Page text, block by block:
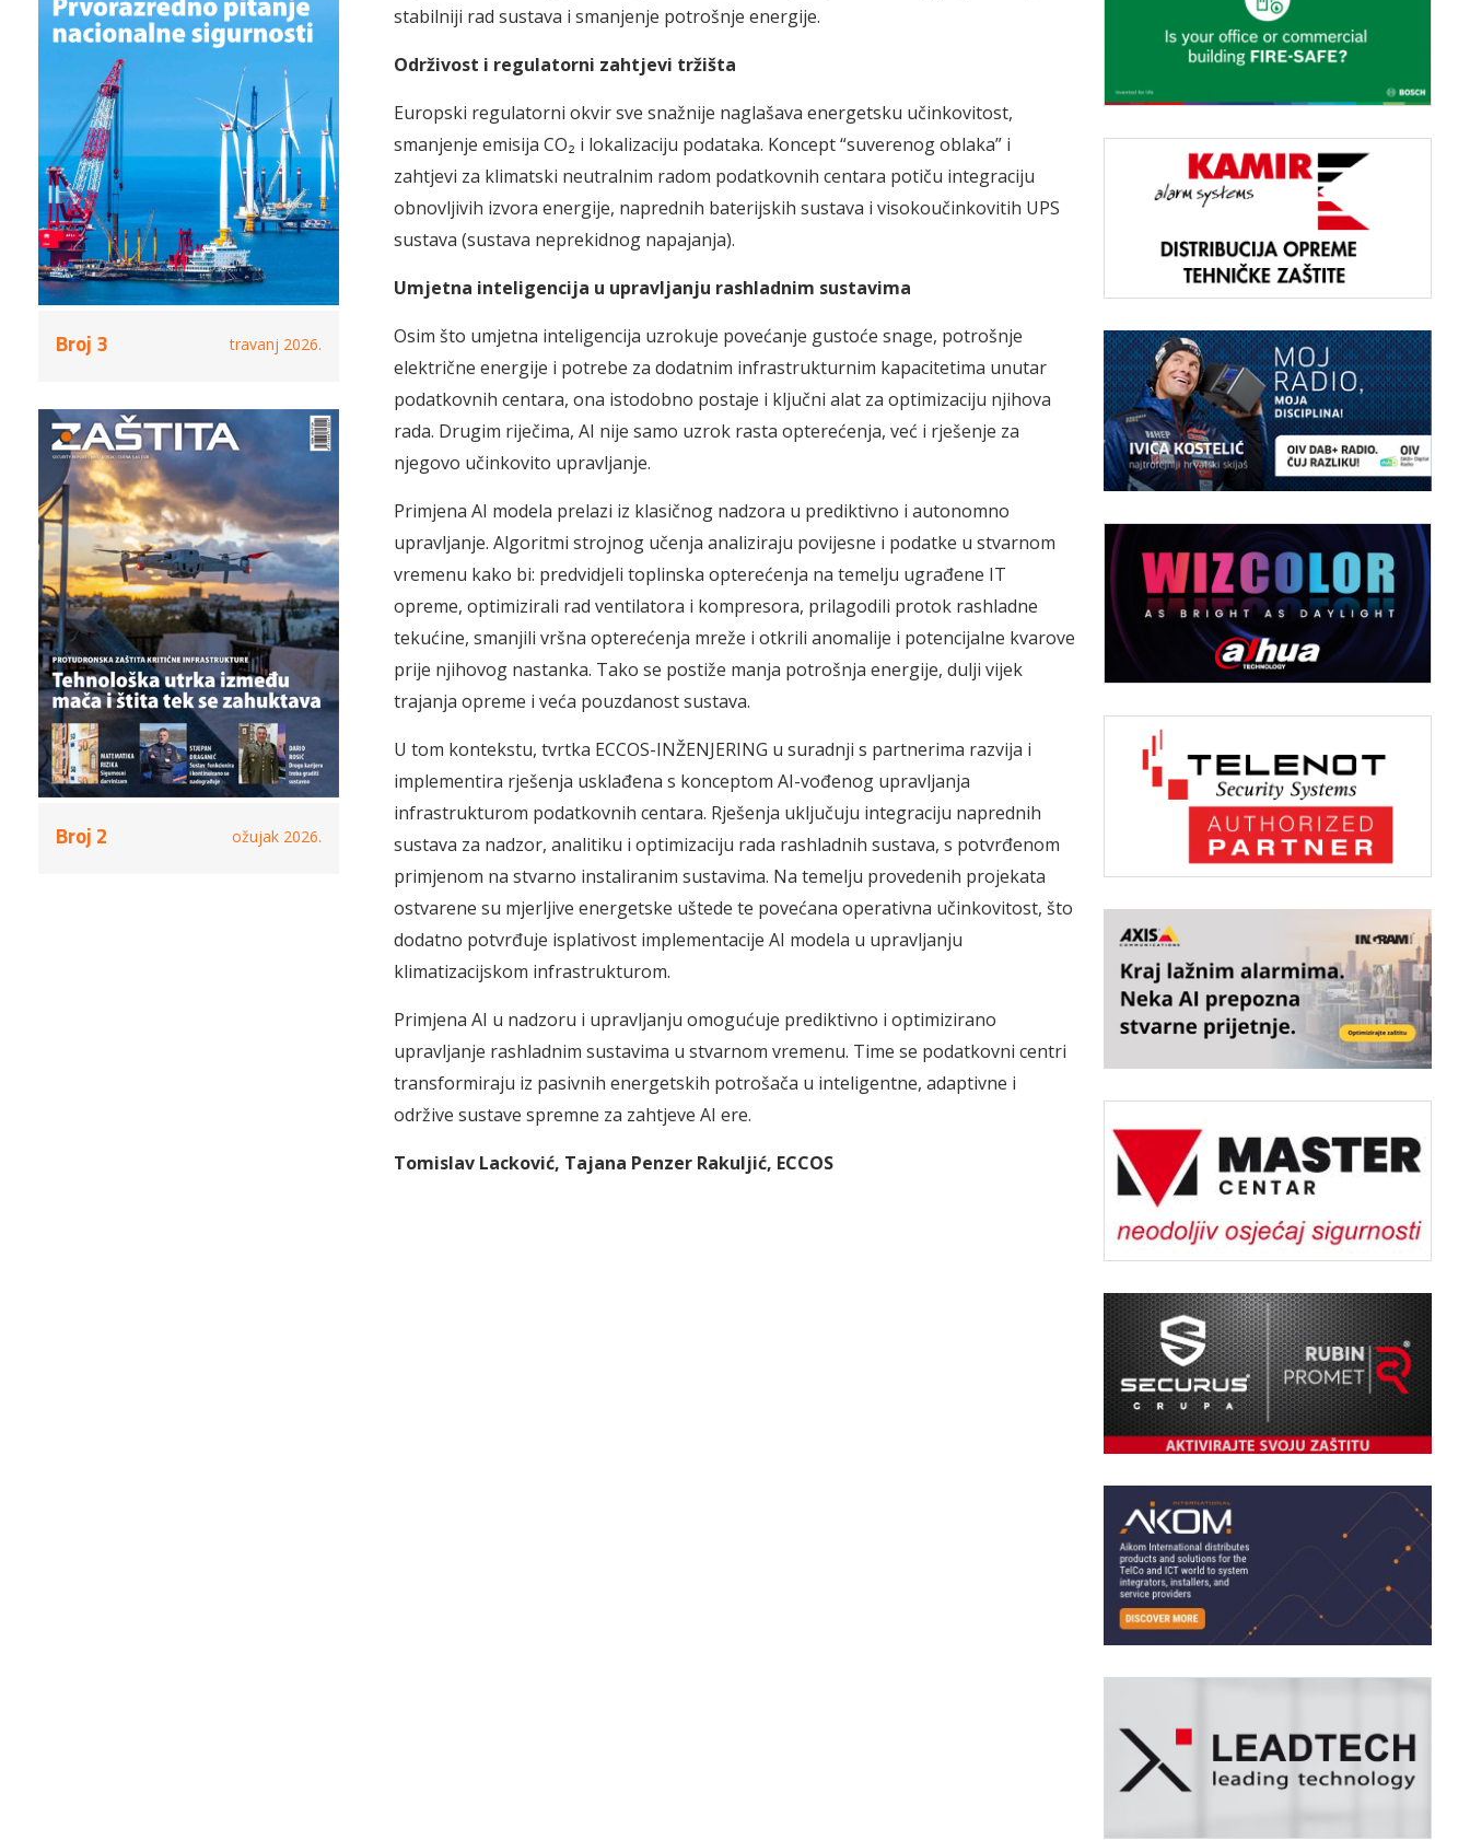
Broj 3 travanj 2026.
Broj 2 ožujak 2026.
stabilniji rad sustava i smanjenje potrošnje energije.
Održivost i regulatorni zahtjevi tržišta
Europski regulatorni okvir sve snažnije naglašava energetsku učinkovitost,
smanjenje emisija CO₂ i lokalizaciju podataka. Koncept “suverenog oblaka” i
zahtjevi za klimatski neutralnim radom podatkovnih centara potiču integraciju
obnovljivih izvora energije, naprednih baterijskih sustava i visokoučinkovitih UPS
sustava (sustava neprekidnog napajanja).
Umjetna inteligencija u upravljanju rashladnim sustavima
Osim što umjetna inteligencija uzrokuje povećanje gustoće snage, potrošnje
električne energije i potrebe za dodatnim infrastrukturnim kapacitetima unutar
podatkovnih centara, ona istodobno postaje i ključni alat za optimizaciju njihova
rada. Drugim riječima, AI nije samo uzrok rasta opterećenja, već i rješenje za
njegovo učinkovito upravljanje.
Primjena AI modela prelazi iz klasičnog nadzora u prediktivno i autonomno
upravljanje. Algoritmi strojnog učenja analiziraju povijesne i podatke u stvarnom
vremenu kako bi: predvidjeli toplinska opterećenja na temelju ugrađene IT
opreme, optimizirali rad ventilatora i kompresora, prilagodili protok rashladne
tekućine, smanjili vršna opterećenja mreže i otkrili anomalije i potencijalne kvarove
prije njihovog nastanka. Tako se postiže manja potrošnja energije, dulji vijek
trajanja opreme i veća pouzdanost sustava.
U tom kontekstu, tvrtka ECCOS-INŽENJERING u suradnji s partnerima razvija i
implementira rješenja usklađena s konceptom AI-vođenog upravljanja
infrastrukturom podatkovnih centara. Rješenja uključuju integraciju naprednih
sustava za nadzor, analitiku i optimizaciju rada rashladnih sustava, s potvrđenom
primjenom na stvarno instaliranim sustavima. Na temelju provedenih projekata
ostvarene su mjerljive energetske uštede te povećana operativna učinkovitost, što
dodatno potvrđuje isplativost implementacije AI modela u upravljanju
klimatizacijskom infrastrukturom.
Primjena AI u nadzoru i upravljanju omogućuje prediktivno i optimizirano
upravljanje rashladnim sustavima u stvarnom vremenu. Time se podatkovni centri
transformiraju iz pasivnih energetskih potrošača u inteligentne, adaptivne i
održive sustave spremne za zahtjeve AI ere.
Tomislav Lacković, Tajana Penzer Rakuljić, ECCOS